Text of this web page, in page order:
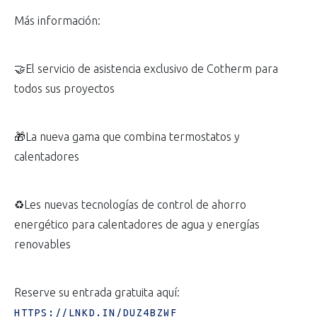
Más información:
🤝El servicio de asistencia exclusivo de Cotherm para
todos sus proyectos
🎁La nueva gama que combina termostatos y
calentadores
♻️Les nuevas tecnologías de control de ahorro
energético para calentadores de agua y energías
renovables
Reserve su entrada gratuita aquí:
HTTPS://LNKD.IN/DUZ4BZWF